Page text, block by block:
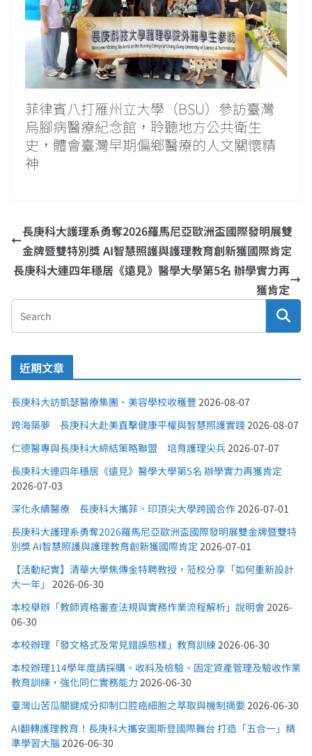
菲律賓八打雁州立大學（BSU）參訪臺灣
烏腳病醫療紀念館，聆聽地方公共衛生
史，體會臺灣早期偏鄉醫療的人文關懷精
神
長庚科大護理系勇奪2026羅馬尼亞歐洲盃國際發明展雙
金牌暨雙特別獎 AI智慧照護與護理教育創新獲國際肯定
長庚科大連四年穩居《遠見》醫學大學第5名 辦學實力再
獲肯定
近期文章
長庚科大訪凱瑟醫療集團、美容學校收穫豐 2026-08-07
跨海築夢 長庚科大赴美直擊健康平權與智慧照護實踐2026-08-07
仁德醫專與長庚科大締結策略聯盟 培育護理尖兵2026-07-07
長庚科大連四年穩居《遠見》醫學大學第5名 辦學實力再獲肯定
2026-07-03
深化永續醫療 長庚科大攜菲、印頂尖大學跨國合作2026-07-01
長庚科大護理系勇奪2026羅馬尼亞歐洲盃國際發明展雙金牌暨雙特
別獎 AI智慧照護與護理教育創新獲國際肯定 2026-07-01
【活動紀實】清華大學焦傳金特聘教授，蒞校分享「如何重新設計
大一年」 2026-06-30
本校舉辦「教師資格審查法規與實務作業流程解析」說明會2026-
06-30
本校辦理「發文格式及常見錯誤態樣」教育訓練2026-06-30
本校辦理114學年度請採購、收料及檢驗、固定資產管理及驗收作業
教育訓練，強化同仁實務能力 2026-06-30
臺灣山苦瓜關鍵成分抑制口腔癌細胞之萃取與機制摘要2026-06-30
AI翻轉護理教育！長庚科大攜安圖斯登國際舞台 打造「五合一」精
準學習大腦 2026-06-30